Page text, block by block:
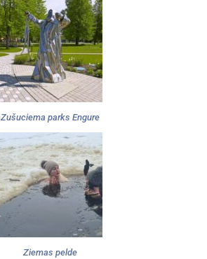
Zušuciema parks Engure
Ziemas pelde